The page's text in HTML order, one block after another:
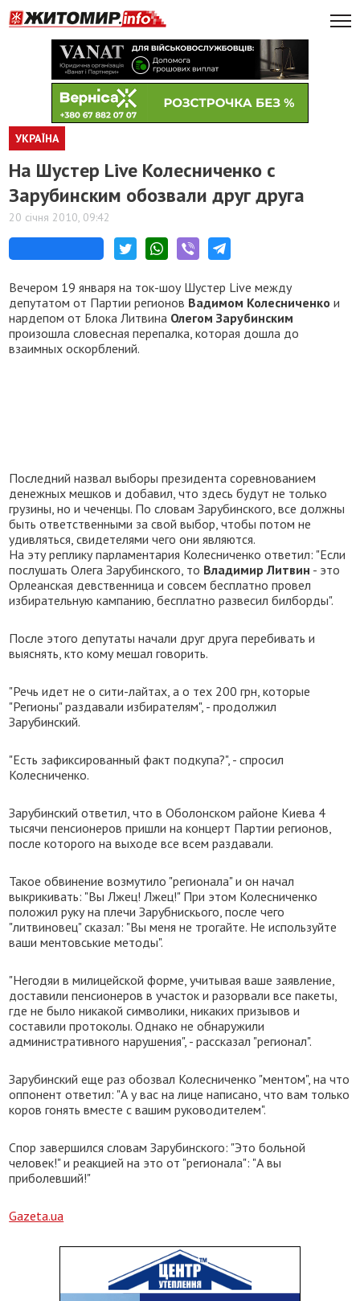
УКРАЇНА
На Шустер Live Колесниченко с
Зарубинским обозвали друг друга
20 січня 2010, 09:42
Вечером 19 января на ток-шоу Шустер Live между
депутатом от Партии регионов Вадимом Колесниченко и
нардепом от Блока Литвина Олегом Зарубинским
произошла словесная перепалка, которая дошла до
взаимных оскорблений.
Последний назвал выборы президента соревнованием
денежных мешков и добавил, что здесь будут не только
грузины, но и чеченцы. По словам Зарубинского, все должны
быть ответственными за свой выбор, чтобы потом не
удивляться, свидетелями чего они являются.
На эту реплику парламентария Колесниченко ответил: "Если
послушать Олега Зарубинского, то Владимир Литвин - это
Орлеанская девственница и совсем бесплатно провел
избирательную кампанию, бесплатно развесил билборды".
После этого депутаты начали друг друга перебивать и
выяснять, кто кому мешал говорить.
"Речь идет не о сити-лайтах, а о тех 200 грн, которые
"Регионы" раздавали избирателям", - продолжил
Зарубинский.
"Есть зафиксированный факт подкупа?", - спросил
Колесниченко.
Зарубинский ответил, что в Оболонском районе Киева 4
тысячи пенсионеров пришли на концерт Партии регионов,
после которого на выходе все всем раздавали.
Такое обвинение возмутило "регионала" и он начал
выкрикивать: "Вы Лжец! Лжец!" При этом Колесниченко
положил руку на плечи Зарубнискього, после чего
"литвиновец" сказал: "Вы меня не трогайте. Не используйте
ваши ментовськие методы".
"Негодяи в милицейской форме, учитывая ваше заявление,
доставили пенсионеров в участок и разорвали все пакеты,
где не было никакой символики, никаких призывов и
составили протоколы. Однако не обнаружили
административного нарушения", - рассказал "регионал".
Зарубинский еще раз обозвал Колесниченко "ментом", на что
оппонент ответил: "А у вас на лице написано, что вам только
коров гонять вместе с вашим руководителем".
Спор завершился словам Зарубинского: "Это больной
человек!" и реакцией на это от "регионала": "А вы
приболевший!"
Gazeta.ua